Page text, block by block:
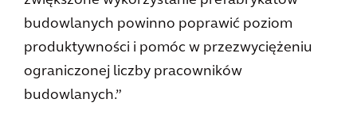
budowlanych powinno poprawić poziom
produktywności i pomóc w przezwyciężeniu
ograniczonej liczby pracowników
budowlanych.”